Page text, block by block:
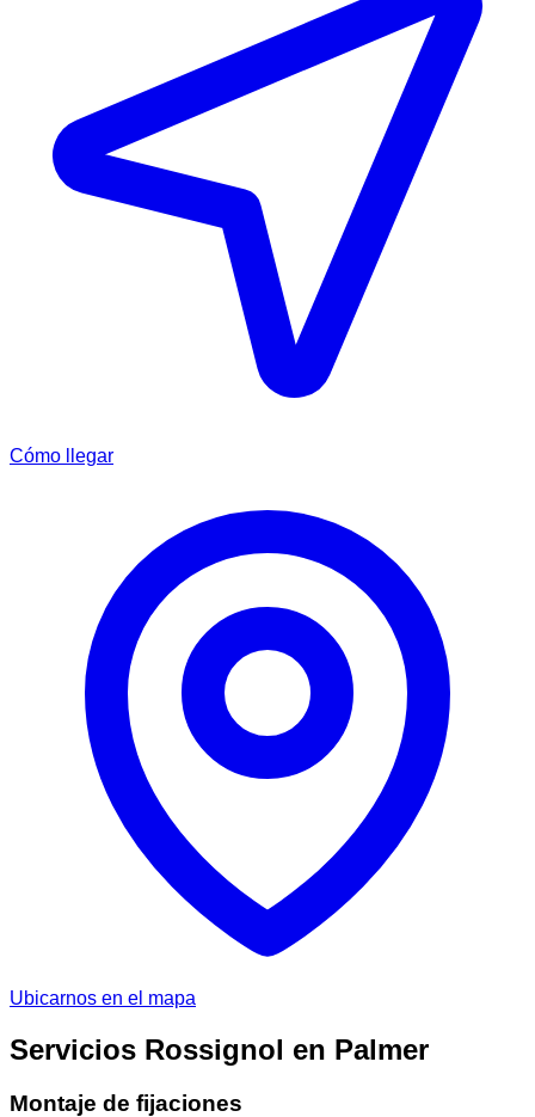
Cómo llegar
Ubicarnos en el mapa
Servicios Rossignol en Palmer
Montaje de fijaciones